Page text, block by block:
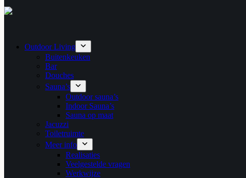
Outdoor Living
Buitenkeuken
Bar
Douches
Sauna’s
Outdoor sauna’s
Indoor Sauna’s
Sauna op maat
Jacuzzi
Toiletruimte
Meer info
Realisaties
Veelgestelde vragen
Werkwijze